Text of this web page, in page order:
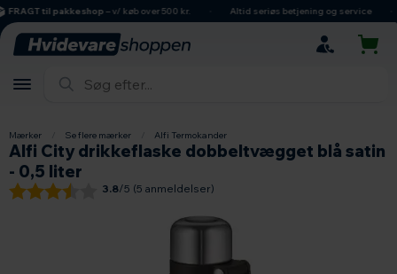
hovedindhold
søgning
navigation
indkøbskurv
til pakkeshop– v/ køb over 500 kr. Altid seriøs betjening og service
Mærker Se flere mærker Alfi Termokander
Alfi City drikkeflaske dobbeltvægget blå satin
- 0,5 liter
3.8/5 (5 anmeldelser)